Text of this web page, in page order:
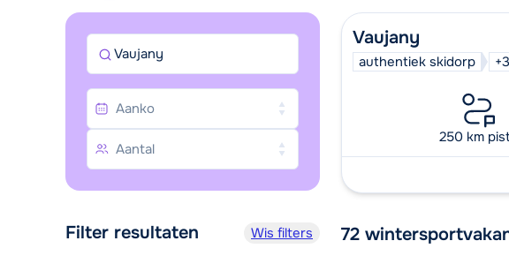
Vaujany
authentiek skidorp +3
250 km
72
Vaujany
Filter resultaten Wis filters